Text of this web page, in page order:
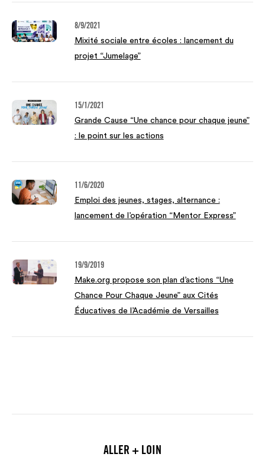
8/9/2021
Mixité sociale entre écoles : lancement du
projet “Jumelage”
15/1/2021
Grande Cause “Une chance pour chaque jeune”
: le point sur les actions
11/6/2020
Emploi des jeunes, stages, alternance :
lancement de l’opération “Mentor Express”
19/9/2019
Make.org propose son plan d’actions “Une
Chance Pour Chaque Jeune” aux Cités
Éducatives de l’Académie de Versailles
ALLER + LOIN